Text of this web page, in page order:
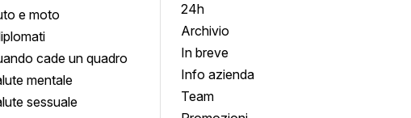
e moto
cade un quadro
mentale
sessuale
24h
Archivio
In breve
Info azienda
Team